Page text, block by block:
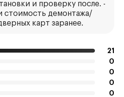
и проверку после. -
стоимость демонтажа/
карт заранее.
21
0
0
0
0